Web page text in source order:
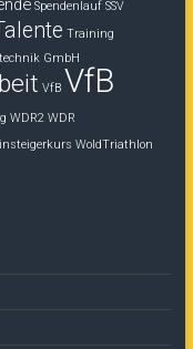
Spendenlauf SSV
Training
GmbH
VfB VfB
WDR2 WDR
WoldTriathlon